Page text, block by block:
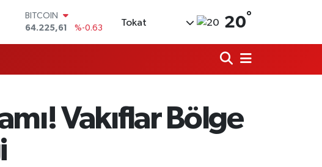
DOLAR
47,7143
%0.16
64,2463
%0.07
BİST100
13.799
%70
Tokat 20°
Vakıflar Bölge